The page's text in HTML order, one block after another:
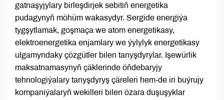
gatnaşyjylary birleşdirjek sebitiň energetika
pudagynyň möhüm wakasydyr. Sergide energiýa
tygşytlamak, goşmaça we atom energetikasy,
elektroenergetika enjamlary we ýylylyk energetikasy
ulgamyndaky çözgütler bilen tanyşdyrylar. Işewürlik
maksatnamasynyň çäklerinde öňdebaryjy
tehnologiýalary tanyşdyryş çäreleri hem-de iri buýrujy
kompaniýalaryň wekilleri bilen özara duşuşyklar